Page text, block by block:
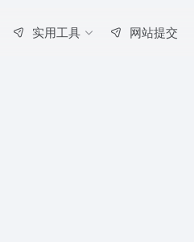
实用工具 网站提交